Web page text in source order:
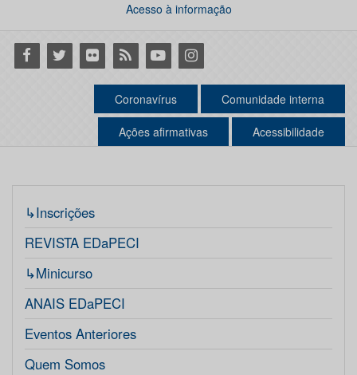
Acesso à informação
Facebook
Twitter Flickr RSS YoutubeInstagram
Coronavírus Comunidade interna
Ações afirmativas Acessibilidade
↳Inscrições
REVISTA EDaPECI
↳Minicurso
ANAIS EDaPECI
Eventos Anteriores
Quem Somos